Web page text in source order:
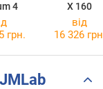
4
X 160
грн.
від
16 326